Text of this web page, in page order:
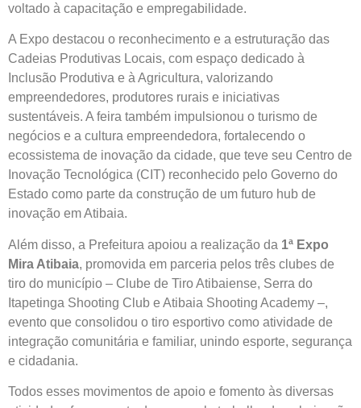
voltado à capacitação e empregabilidade.
A Expo destacou o reconhecimento e a estruturação das
Cadeias Produtivas Locais, com espaço dedicado à
Inclusão Produtiva e à Agricultura, valorizando
empreendedores, produtores rurais e iniciativas
sustentáveis. A feira também impulsionou o turismo de
negócios e a cultura empreendedora, fortalecendo o
ecossistema de inovação da cidade, que teve seu Centro de
Inovação Tecnológica (CIT) reconhecido pelo Governo do
Estado como parte da construção de um futuro hub de
inovação em Atibaia.
Além disso, a Prefeitura apoiou a realização da 1ª Expo
Mira Atibaia, promovida em parceria pelos três clubes de
tiro do município – Clube de Tiro Atibaiense, Serra do
Itapetinga Shooting Club e Atibaia Shooting Academy –,
evento que consolidou o tiro esportivo como atividade de
integração comunitária e familiar, unindo esporte, segurança
e cidadania.
Todos esses movimentos de apoio e fomento às diversas